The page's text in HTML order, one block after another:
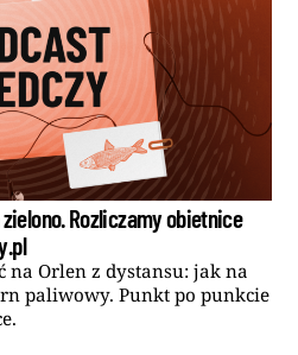
zielono. Rozliczamy obietnice
na Orlen z dystansu: jak na
paliwowy. Punkt po punkcie